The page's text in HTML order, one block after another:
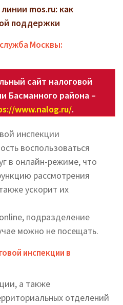
mos.ru: как
поддержки
Москвы:
сайт налоговой
Басманного района –
www.nalog.ru/.
инспекции
воспользоваться
в онлайн-режиме, что
рассмотрения
ускорит их
подразделение
можно не посещать.
инспекции в
а также
отделений